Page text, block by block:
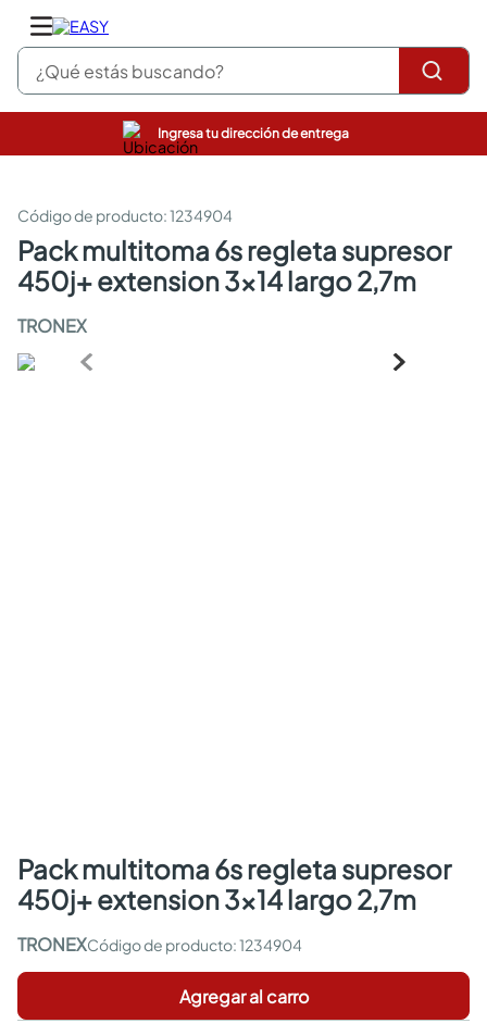
¿Qué estás buscando?
Ingresa tu dirección de entrega
:1234904
pack multitoma 6s regleta supresor
450j+ extension 3x14 largo 2,7m
TRONEX
pack multitoma 6s regleta supresor
450j+ extension 3x14 largo 2,7m
TRONEX :1234904
Agregar al carro
pinturas
sanitarios
comedor
escritorio
comedores
armarios closet